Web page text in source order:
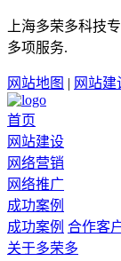
上海多荣多科技
多项服务.
网站地图 | 网站建
首页
网站建设
网络营销
网络推广
成功案例
成功案例 合作客
关于多荣多